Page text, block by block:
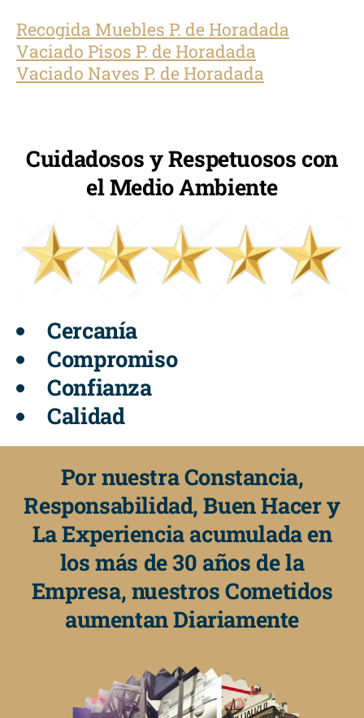
Recogida Muebles P. de Horadada
Vaciado Pisos P. de Horadada
Vaciado Naves P. de Horadada
Cuidadosos y Respetuosos con
el Medio Ambiente
Cercanía
Compromiso
Confianza
Calidad
Por nuestra Constancia,
Responsabilidad, Buen Hacer y
La Experiencia acumulada en
los más de 30 años de la
Empresa, nuestros Cometidos
aumentan Diariamente